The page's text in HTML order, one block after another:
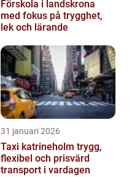
Förskola i landskrona
med fokus på trygghet,
lek och lärande
31 januari 2026
Taxi katrineholm trygg,
flexibel och prisvärd
transport i vardagen